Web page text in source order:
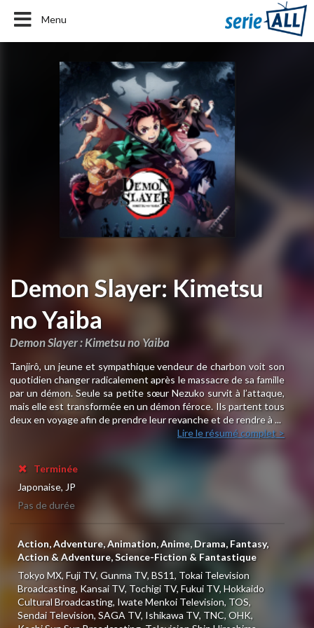
Menu
Demon Slayer: Kimetsu
no Yaiba
Demon Slayer : Kimetsu no Yaiba
Tanjirô, un jeune et sympathique vendeur de charbon voit son
quotidien changer radicalement après le massacre de sa famille
par un démon. Seule sa petite sœur Nezuko survit à l’attaque,
mais elle est transformée en un démon féroce. Ils partent tous
deux en voyage afin de prendre leur revanche et de rendre à ...
Lire le résumé complet >
Terminée
Japonaise, JP
Pas de durée
Action, Adventure, Animation, Anime, Drama, Fantasy,
Action & Adventure, Science-Fiction & Fantastique
Tokyo MX, Fuji TV, Gunma TV, BS11, Tokai Television
Broadcasting, Kansai TV, Tochigi TV, Fukui TV, Hokkaido
Cultural Broadcasting, Iwate Menkoi Television, TOS,
Sendai Television, SAGA TV, Ishikawa TV, TNC, OHK,